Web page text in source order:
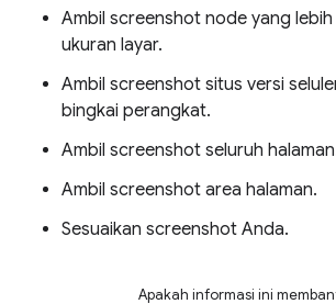
Ambil screenshot node yang
ukuran layar.
Ambil screenshot situs versi
bingkai perangkat.
Ambil screenshot seluruh
Ambil screenshot area halaman.
Sesuaikan screenshot Anda.
Apakah informasi ini